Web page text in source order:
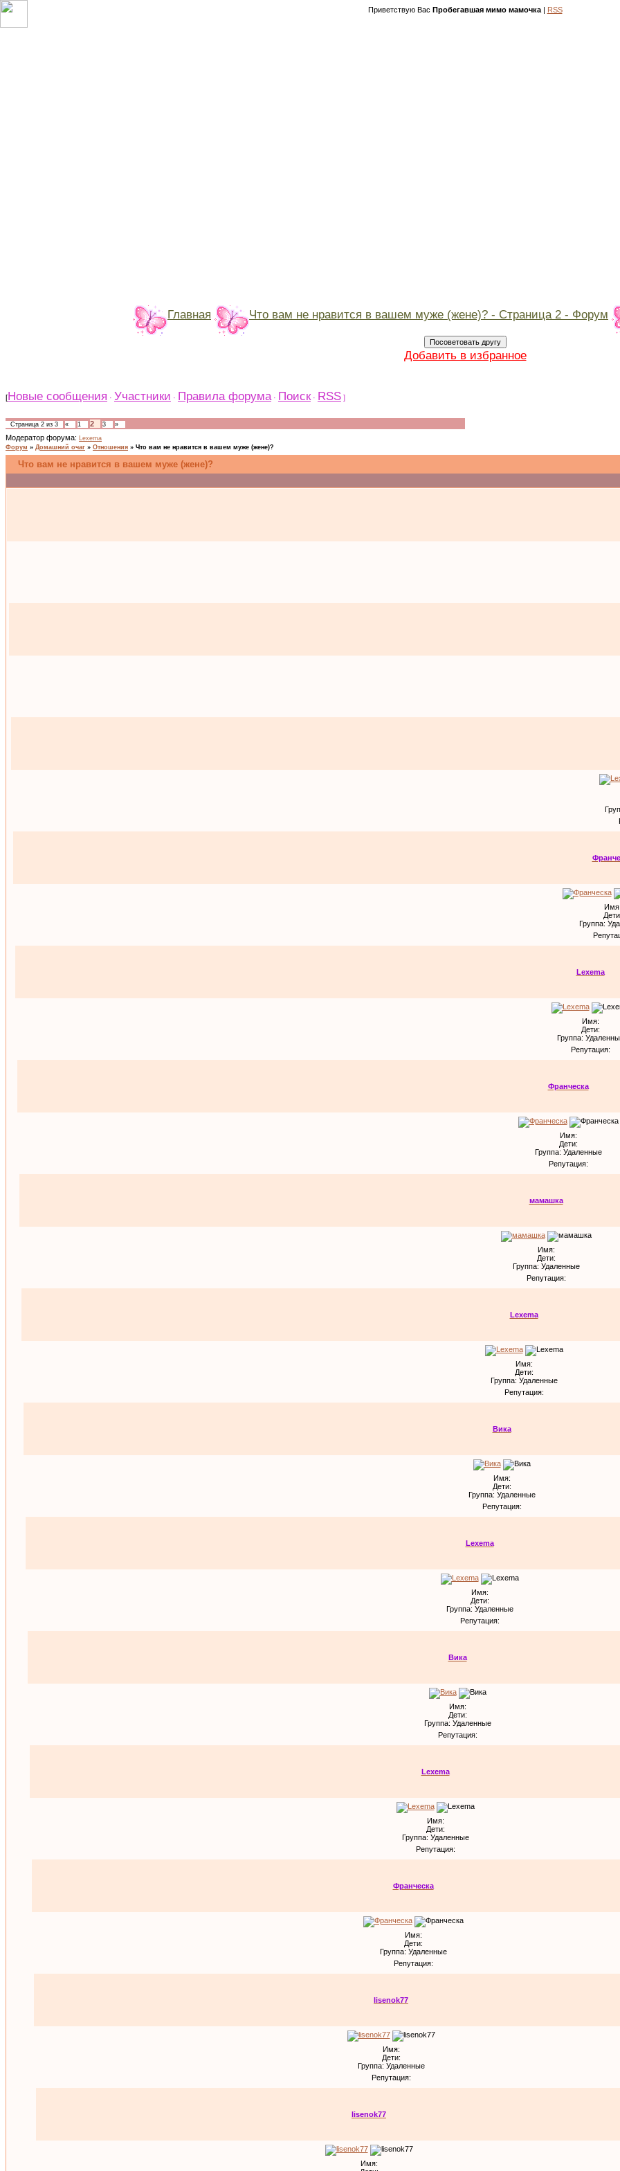
Приветствую Вас Пробегавшая мимо мамочка| RSS
Главная Что вам не нравится в вашем муже (жене)? - Страница 2 - Форум
Добавить в избранное
[Новые сообщения · Участники · Правила форума · Поиск· RSS ]
Страница 2 из 3 « 1 2 3 »
Модератор форума: Lexema
Форум » Домашний очаг » Отношения » Что вам не нравится в вашем муже (жене)?
Что вам не нравится в вашем муже (жене)?
Имя:
Группа:
Lexema
Имя:
Дети:
Группа:
Репутация:
Франческа
Имя:
Дети:
Группа: Удаленные
Репутация:
мамашка
Имя:
Дети:
Группа: Удаленные
Репутация:
Lexema
Имя:
Дети:
Группа: Удаленные
Репутация:
Вика
Имя:
Дети:
Группа: Удаленные
Репутация:
Lexema
Имя:
Дети:
Группа: Удаленные
Репутация:
Вика
Имя:
Дети:
Группа: Удаленные
Репутация:
Lexema
Имя:
Дети:
Группа: Удаленные
Репутация:
Франческа
Имя:
Дети:
Группа: Удаленные
Репутация:
lisenok77
Имя:
Дети:
Группа: Удаленные
Репутация:
lisenok77
Имя: